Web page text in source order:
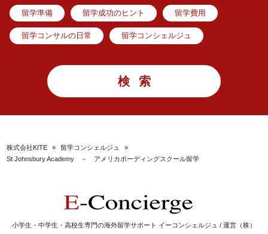
留学準備 留学成功のヒント 留学費用
留学コンサルの日常 留学コンシェルジュ
株式会社KITE » 留学コンシェルジュ
»
St Johnsbury Academy － アメリカボーディングスクール留学
小学生・中学生・高校生専門の海外留学サポート イーコンシェルジュ / 運営（株）